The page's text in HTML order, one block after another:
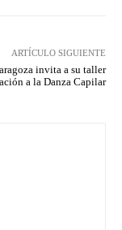
ARTÍCULO SIGUIENTE
invita a su taller
a la Danza Capilar